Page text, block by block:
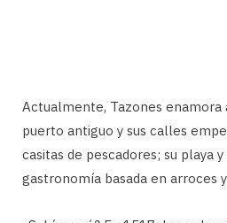
Actualmente, Tazones enamora
puerto antiguo y sus calles
casitas de pescadores; su playa y
gastronomía basada en arroces